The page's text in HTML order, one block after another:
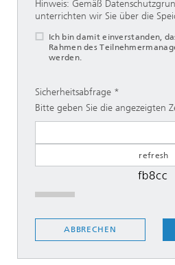
Hinweis: Gemäß
unterrichten wir Sie über die
Ich bin damit einverstanden,
Rahmen des
werden.
Sicherheitsabfrage
Bitte geben Sie die angezeigten
ABBRECHEN